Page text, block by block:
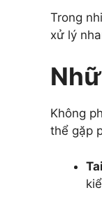
Trong
xử lý
Không
thể gặp